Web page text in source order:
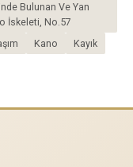
Bulunan Ve Yan
İskeleti, No.57
Kano
Kayık